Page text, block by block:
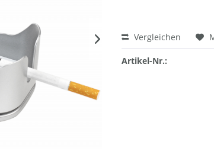
Vergleichen
Artikel-Nr.: